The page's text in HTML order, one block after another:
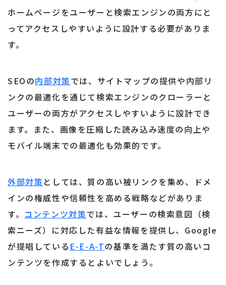
ホームページをユーザーと検索エンジンの両方にと
ってアクセスしやすいように設計する必要がありま
す。
SEOの内部対策では、サイトマップの提供や内部リ
ンクの最適化を通じて検索エンジンのクローラーと
ユーザーの両方がアクセスしやすいように設計でき
ます。また、画像を圧縮した読み込み速度の向上や
モバイル端末での最適化も効果的です。
外部対策 としては、質の高い被リンクを集め、ドメ
インの権威性や信頼性を高める戦略などがありま
す。 コンテンツ対策では、ユーザーの検索意図（検
索ニーズ）に対応した有益な情報を提供し、Google
が提唱している E-E-A-Tの基準を満たす質の高いコ
ンテンツを作成するとよいでしょう。